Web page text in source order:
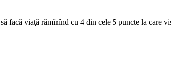
facă viaţă rămînînd cu 4 din cele 5 puncte la care